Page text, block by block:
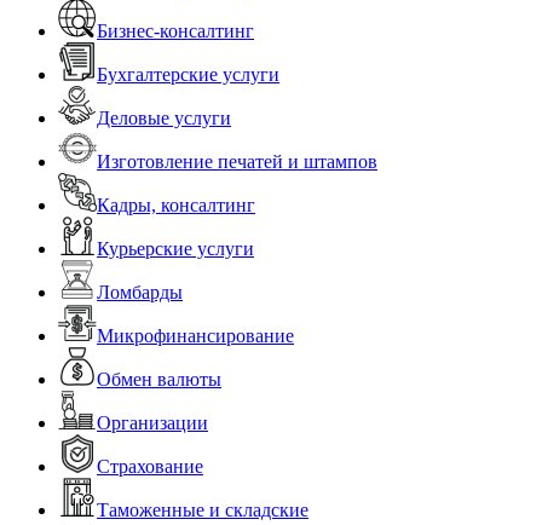
Бизнес-консалтинг
Бухгалтерские услуги
Деловые услуги
Изготовление печатей и штампов
Кадры, консалтинг
Курьерские услуги
Ломбарды
Микрофинансирование
Обмен валюты
Организации
Страхование
Таможенные и складские